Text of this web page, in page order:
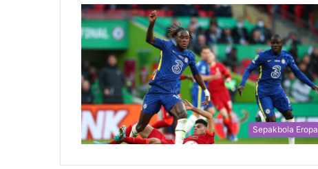
Sepakbola Eropa